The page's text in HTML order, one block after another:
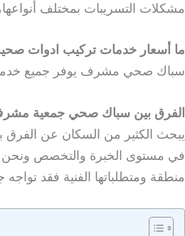
مشكلات التسريبات بمختلف
ما أسعار خدمات تركيب ادوات
سباك صحي مشرف يوفر جميع خدمات
الفرق بين سباك صحي جمعية
يبحث الكثير من السكان عن
في مستوى الخبرة والتخصص ونحن
منطقة ومتطلباتها الفنية فقد